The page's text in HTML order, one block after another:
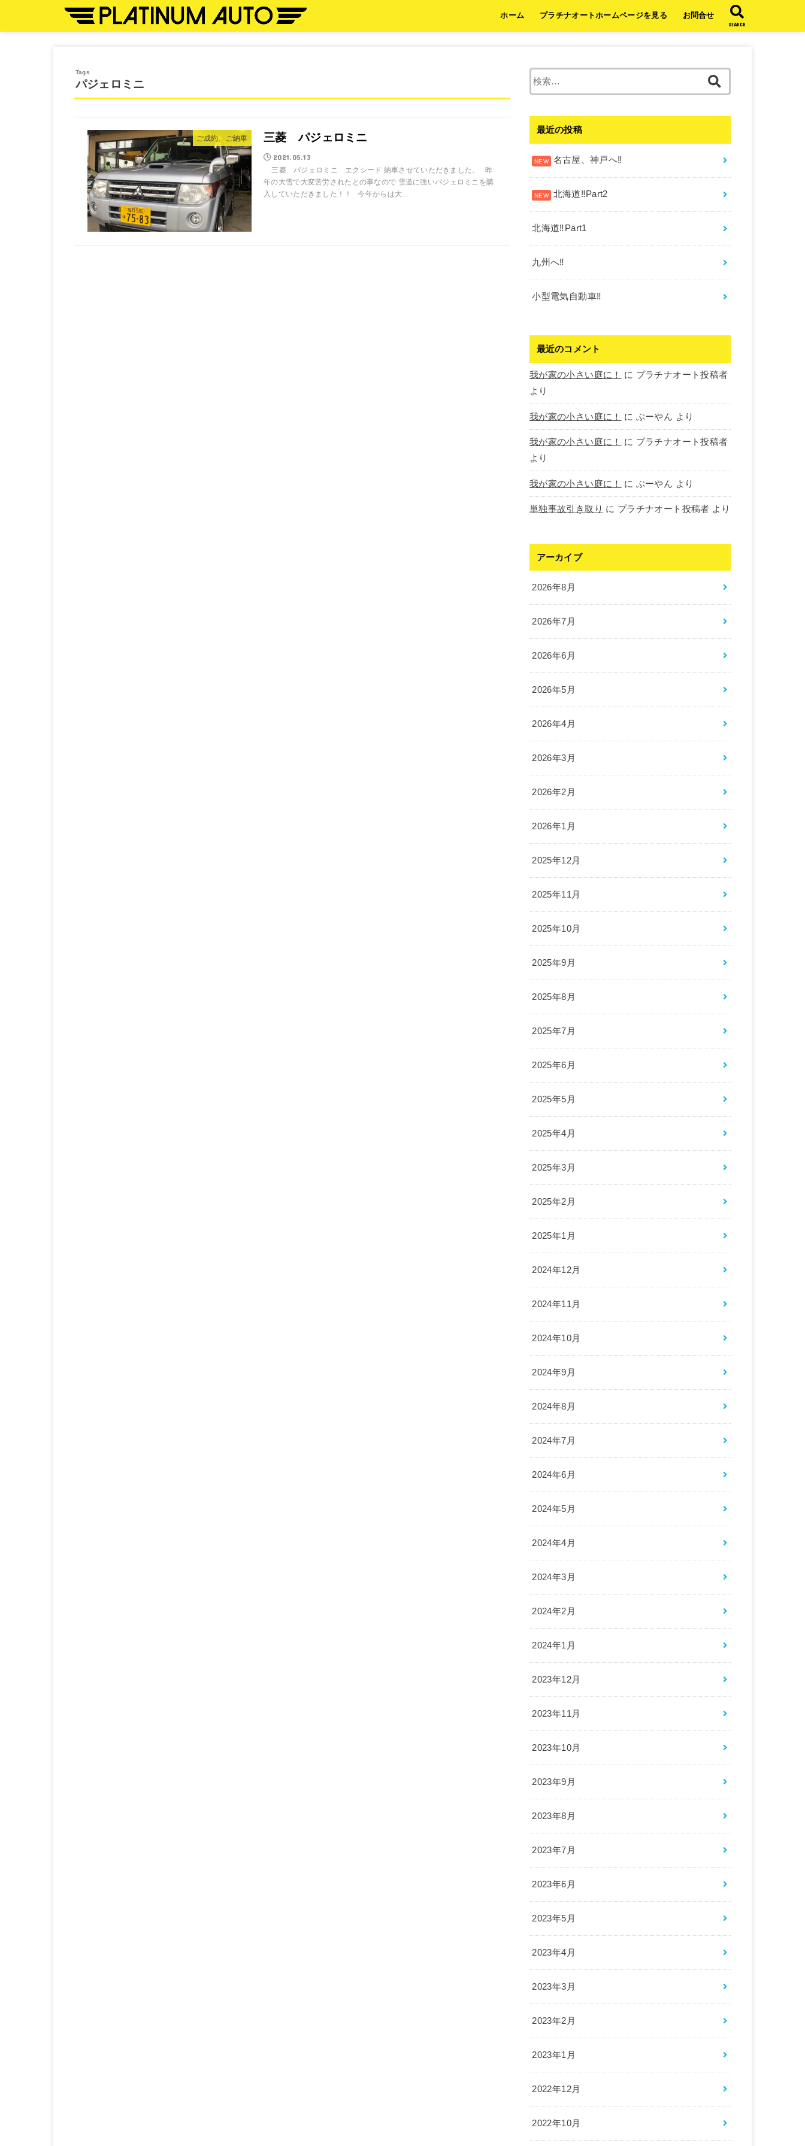
ホーム プラチナオートホームページを見る お問合せ
SEARCH
パジェロミニ
ご成約、ご納車 三菱 パジェロミニ
2021.05.13
三菱 パジェロミニ エクシード 納車させていただきました。 昨
年の大雪で大変苦労されたとの事なので 雪道に強いパジェロミニを購
入していただきました！！ 今年からは大...
最近の投稿
名古屋、神戸へ‼︎
北海道‼︎Part2
北海道‼︎Part1
九州へ‼︎
小型電気自動車‼︎
最近のコメント
我が家の小さい庭に！ に プラチナオート投稿者
より
我が家の小さい庭に！ に ぶーやん より
我が家の小さい庭に！ に プラチナオート投稿者
より
我が家の小さい庭に！ に ぶーやん より
単独事故引き取り に プラチナオート投稿者 より
アーカイブ
2026年8月
2026年7月
2026年6月
2026年5月
2026年4月
2026年3月
2026年2月
2026年1月
2025年12月
2025年11月
2025年10月
2025年9月
2025年8月
2025年7月
2025年6月
2025年5月
2025年4月
2025年3月
2025年2月
2025年1月
2024年12月
2024年11月
2024年10月
2024年9月
2024年8月
2024年7月
2024年6月
2024年5月
2024年4月
2024年3月
2024年2月
2024年1月
2023年12月
2023年11月
2023年10月
2023年9月
2023年8月
2023年7月
2023年6月
2023年5月
2023年4月
2023年3月
2023年2月
2023年1月
2022年12月
2022年10月